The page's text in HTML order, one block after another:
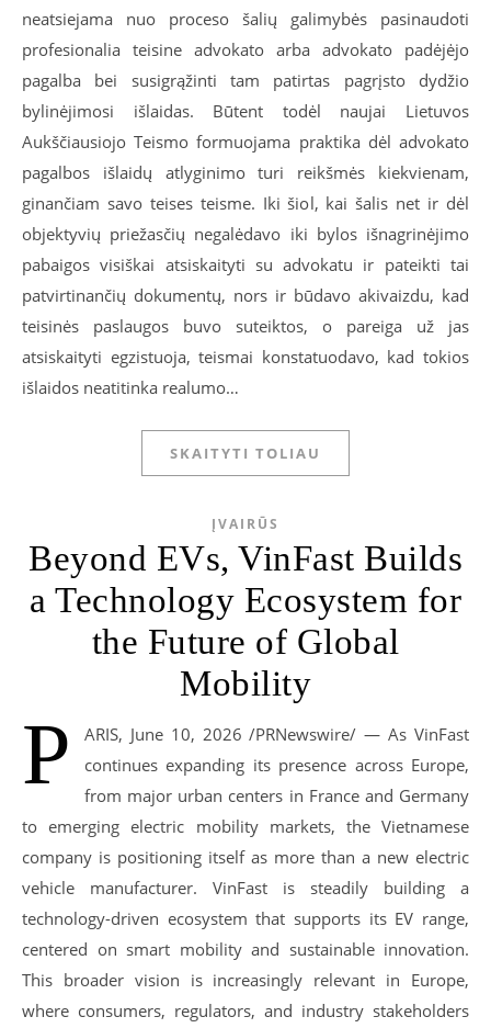
neatsiejama nuo proceso šalių galimybės pasinaudoti
profesionalia teisine advokato arba advokato padėjėjo
pagalba bei susigrąžinti tam patirtas pagrįsto dydžio
bylinėjimosi išlaidas. Būtent todėl naujai Lietuvos
Aukščiausiojo Teismo formuojama praktika dėl advokato
pagalbos išlaidų atlyginimo turi reikšmės kiekvienam,
ginančiam savo teises teisme. Iki šiol, kai šalis net ir dėl
objektyvių priežasčių negalėdavo iki bylos išnagrinėjimo
pabaigos visiškai atsiskaityti su advokatu ir pateikti tai
patvirtinančių dokumentų, nors ir būdavo akivaizdu, kad
teisinės paslaugos buvo suteiktos, o pareiga už jas
atsiskaityti egzistuoja, teismai konstatuodavo, kad tokios
išlaidos neatitinka realumo…
SKAITYTI TOLIAU
ĮVAIRŪS
Beyond EVs, VinFast Builds
a Technology Ecosystem for
the Future of Global
Mobility
P
ARIS, June 10, 2026 /PRNewswire/ — As VinFast
continues expanding its presence across Europe,
from major urban centers in France and Germany
to emerging electric mobility markets, the Vietnamese
company is positioning itself as more than a new electric
vehicle manufacturer. VinFast is steadily building a
technology-driven ecosystem that supports its EV range,
centered on smart mobility and sustainable innovation.
This broader vision is increasingly relevant in Europe,
where consumers, regulators, and industry stakeholders